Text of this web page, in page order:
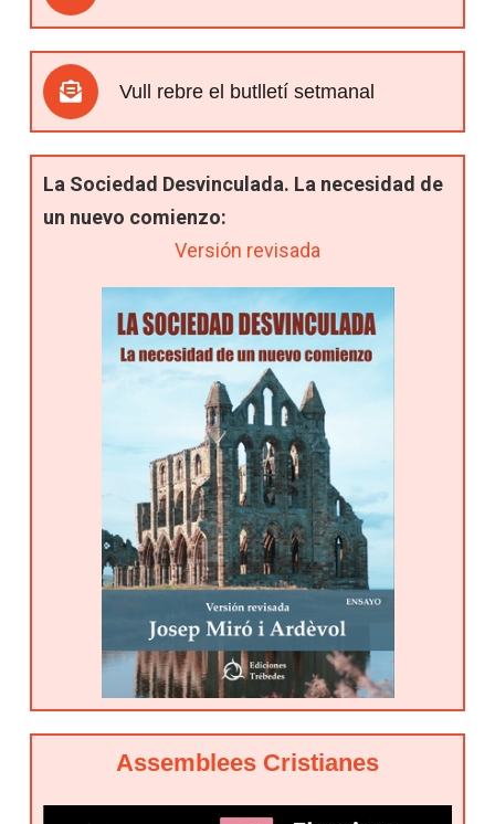
Vull rebre el butlletí setmanal
La Sociedad Desvinculada. La necesidad de
un nuevo comienzo:
Versión revisada
Assemblees Cristianes